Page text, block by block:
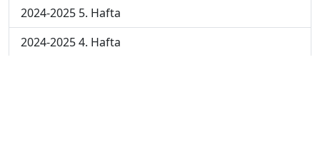
2024-2025 5. Hafta
2024-2025 4. Hafta